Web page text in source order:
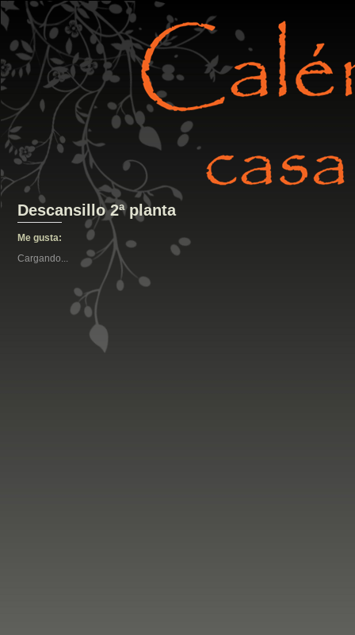
Descansillo 2ª planta
Me gusta:
Cargando...